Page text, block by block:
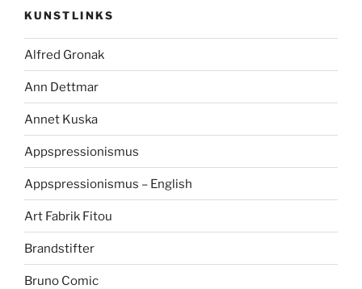
KUNSTLINKS
Alfred Gronak
Ann Dettmar
Annet Kuska
Appspressionismus
Appspressionismus – English
Art Fabrik Fitou
Brandstifter
Bruno Comic